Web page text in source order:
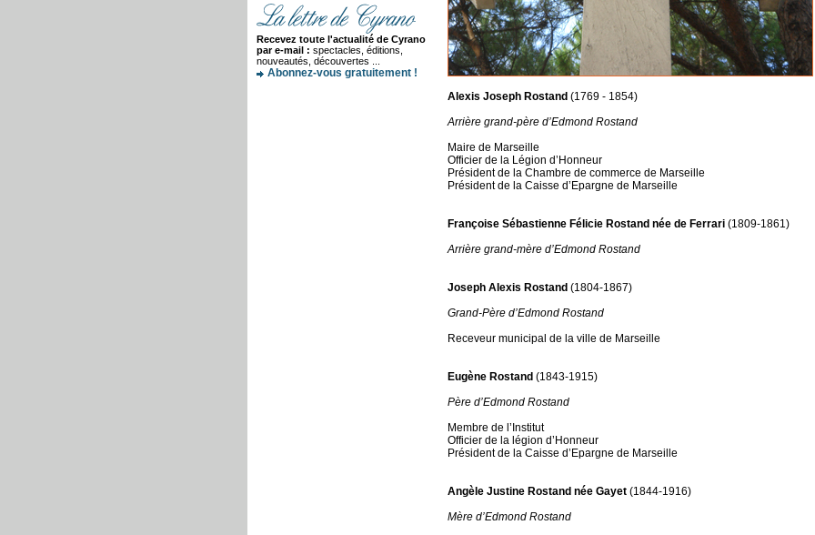
Recevez toute l'actualité de Cyrano
par e-mail : spectacles, éditions,
nouveautés, découvertes ...
Abonnez-vous gratuitement !
Alexis Joseph Rostand (1769 - 1854)
Arrière grand-père d’Edmond Rostand
Maire de Marseille
Officier de la Légion d’Honneur
Président de la Chambre de commerce de Marseille
Président de la Caisse d’Epargne de Marseille
Françoise Sébastienne Félicie Rostand née de Ferrari (1809-1861)
Arrière grand-mère d’Edmond Rostand
Joseph Alexis Rostand (1804-1867)
Grand-Père d’Edmond Rostand
Receveur municipal de la ville de Marseille
Eugène Rostand (1843-1915)
Père d’Edmond Rostand
Membre de l’Institut
Officier de la légion d’Honneur
Président de la Caisse d’Epargne de Marseille
Angèle Justine Rostand née Gayet (1844-1916)
Mère d’Edmond Rostand